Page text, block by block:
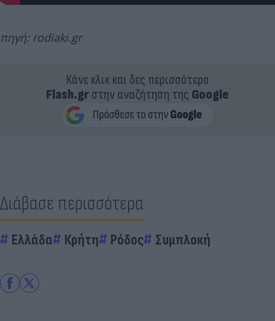
πηγή: rodiaki.gr
Κάνε κλικ και δες περισσότερο
Flash.grστην αναζήτηση της Google
Διάβασε περισσότερα
Ελλάδα Κρήτη Ρόδος Συμπλοκή